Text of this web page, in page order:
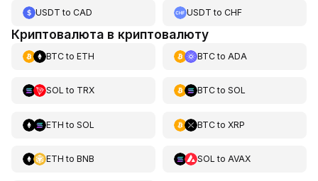
USDT to CAD USDT toCHF
Криптовалюта в криптовалюту
BTCto ETH BTCto ADA
SOL to TRX BTCto SOL
ETH to SOL BTCto XRP
ETH to BNB SOL to AVAX